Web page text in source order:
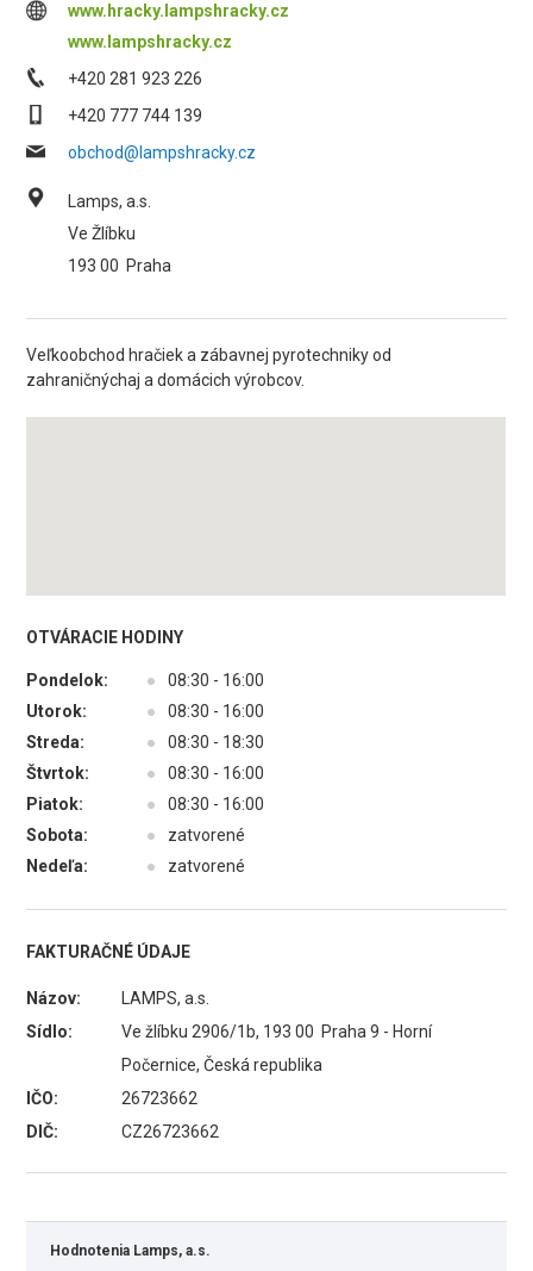
www.hracky.lampshracky.cz
www.lampshracky.cz
+420 281 923 226
+420 777 744 139
obchod@lampshracky.cz
Lamps, a.s.
Ve Žlíbku
193 00 Praha
Veľkoobchod hračiek a zábavnej pyrotechniky od
zahraničnýchaj a domácich výrobcov.
OTVÁRACIE HODINY
Pondelok: ●
08:30 - 16:00
Utorok:
●
08:30 - 16:00
Streda:
●
08:30 - 18:30
Štvrtok:
●
08:30 - 16:00
Piatok:
●
08:30 - 16:00
Sobota:
●
zatvorené
Nedeľa:
● zatvorené
FAKTURAČNÉ ÚDAJE
Názov:
LAMPS, a.s.
Sídlo:
Ve žlíbku 2906/1b, 193 00 Praha 9 - Horní
Počernice, Česká republika
IČO:
26723662
DIČ:
CZ26723662
Hodnotenia Lamps, a.s.